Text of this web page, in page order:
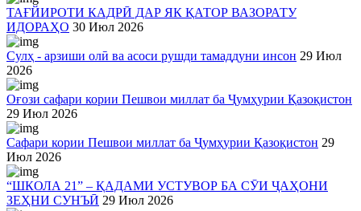
ТАҒЙИРОТИ КАДРӢ ДАР ЯК ҚАТОР ВАЗОРАТУ
ИДОРАҲО 30 Июл 2026
Сулҳ - арзиши олӣ ва асоси рушди тамаддуни инсон 29 Июл
2026
Оғози сафари кории Пешвои миллат ба Ҷумҳурии Қазоқистон
29 Июл 2026
Сафари кории Пешвои миллат ба Ҷумҳурии Қазоқистон 29
Июл 2026
“ШКОЛА 21” – ҚАДАМИ УСТУВОР БА СӮИ ҶАҲОНИ
ЗЕҲНИ СУНЪӢ 29 Июл 2026